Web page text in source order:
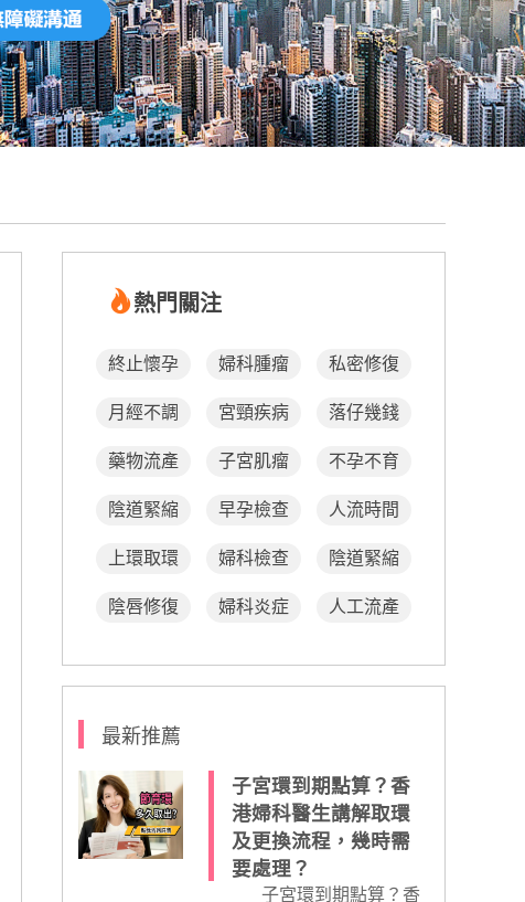
熱門關注
終止懷孕 婦科腫瘤 私密修復
月經不調 宮頸疾病 落仔幾錢
藥物流產 子宮肌瘤 不孕不育
陰道緊縮 早孕檢查 人流時間
上環取環 婦科檢查 陰道緊縮
陰唇修復 婦科炎症 人工流產
最新推薦
子宮環到期點算？香
港婦科醫生講解取環
及更換流程，幾時需
要處理？
子宮環到期點算？香